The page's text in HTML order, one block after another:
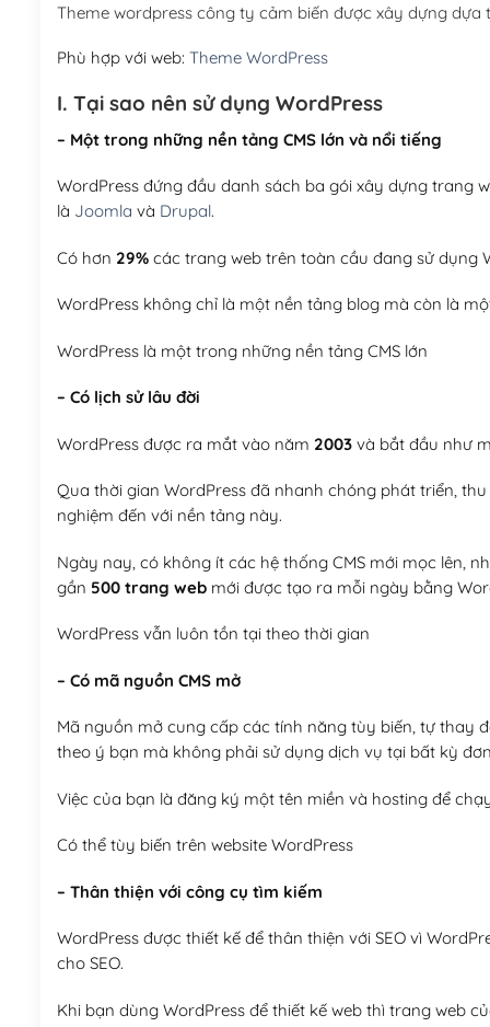
Theme wordpress công ty cảm biến được xây dựng dựa
Phù hợp với web: Theme WordPress
I. Tại sao nên sử dụng WordPress
– Một trong những nền tảng CMS lớn và nổi tiếng
WordPress đứng đầu danh sách ba gói xây dựng trang
là Joomla và Drupal.
Có hơn 29%các trang web trên toàn cầu đang sử dụng
WordPress không chỉ là một nền tảng blog mà còn là
WordPress là một trong những nền tảng CMS lớn
– Có lịch sử lâu đời
WordPress được ra mắt vào năm 2003và bắt đầu như
Qua thời gian WordPress đã nhanh chóng phát triển,
nghiệm đến với nền tảng này.
Ngày nay, có không ít các hệ thống CMS mới mọc lên,
gần 500 trang webmới được tạo ra mỗi ngày bằng
WordPress vẫn luôn tồn tại theo thời gian
– Có mã nguồn CMS mở
Mã nguồn mở cung cấp các tính năng tùy biến, tự thay
theo ý bạn mà không phải sử dụng dịch vụ tại bất kỳ
Việc của bạn là đăng ký một tên miền và hosting để
Có thể tùy biến trên website WordPress
– Thân thiện với công cụ tìm kiếm
WordPress được thiết kế để thân thiện với SEO vì
cho SEO.
Khi bạn dùng WordPress để thiết kế web thì trang web